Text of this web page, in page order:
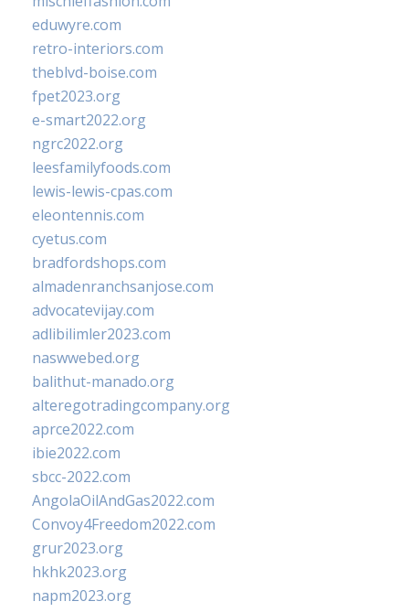
eduwyre.com
retro-interiors.com
theblvd-boise.com
fpet2023.org
e-smart2022.org
ngrc2022.org
leesfamilyfoods.com
lewis-lewis-cpas.com
eleontennis.com
cyetus.com
bradfordshops.com
almadenranchsanjose.com
advocatevijay.com
adlibilimler2023.com
naswwebed.org
balithut-manado.org
alteregotradingcompany.org
aprce2022.com
ibie2022.com
sbcc-2022.com
AngolaOilAndGas2022.com
Convoy4Freedom2022.com
grur2023.org
hkhk2023.org
napm2023.org